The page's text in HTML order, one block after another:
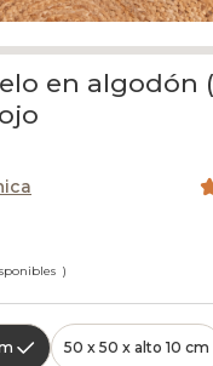
en algodón
( + 8 colores disponibles )
50 x 50 x alto 10 cm